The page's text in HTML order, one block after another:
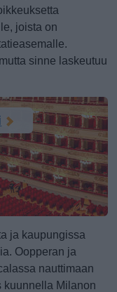
joista on
sinne laskeutuu
ja kaupungissa
Oopperan ja
nauttimaan
kuunnella Milanon